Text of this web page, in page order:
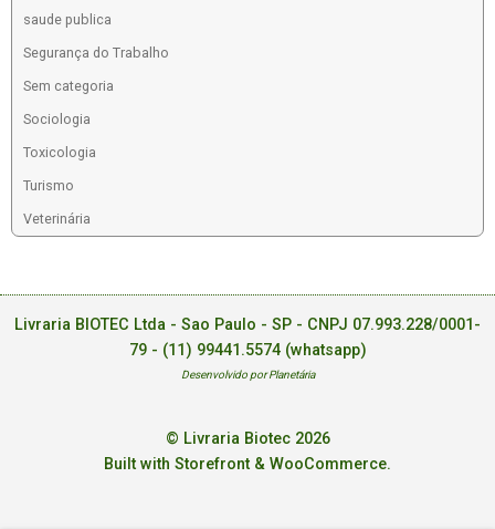
saude publica
Segurança do Trabalho
Sem categoria
Sociologia
Toxicologia
Turismo
Veterinária
Livraria BIOTEC Ltda - Sao Paulo - SP - CNPJ 07.993.228/0001-
79 - (11) 99441.5574 (whatsapp)
Desenvolvido por Planetária
© Livraria Biotec 2026
Built with Storefront & WooCommerce.